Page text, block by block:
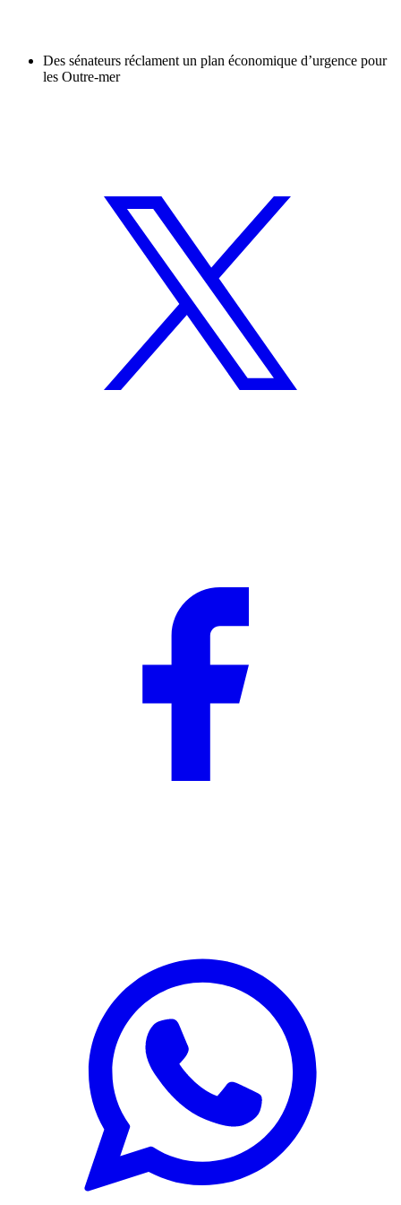
Des sénateurs réclament un plan économique d’urgence pour
les Outre-mer